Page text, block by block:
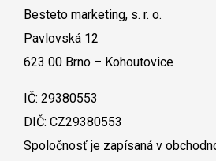
Besteto marketing, s. r. o.
Pavlovská 12
623 00 Brno – Kohoutovice
IČ: 29380553
DIČ: CZ29380553
Spoločnosť je zapísaná v